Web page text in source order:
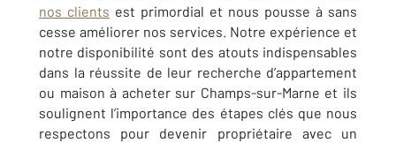
nos clients est primordial et nous pousse à sans
cesse améliorer nos services. Notre expérience et
notre disponibilité sont des atouts indispensables
dans la réussite de leur recherche d’appartement
ou maison à acheter sur Champs-sur-Marne et ils
soulignent l’importance des étapes clés que nous
respectons pour devenir propriétaire avec un